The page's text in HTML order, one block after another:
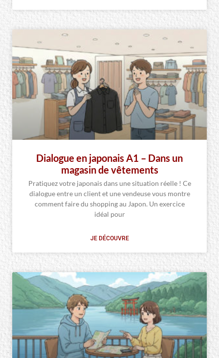
Dialogue en japonais A1 – Dans un
magasin de vêtements
Pratiquez votre japonais dans une situation réelle ! Ce
dialogue entre un client et une vendeuse vous montre
comment faire du shopping au Japon. Un exercice
idéal pour
JE DÉCOUVRE